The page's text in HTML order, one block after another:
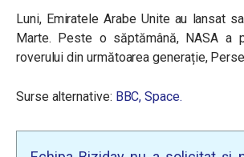
Luni, Emiratele Arabe Unite au lansat
Marte. Peste o săptămână, NASA a
roverului din următoarea generație,
Surse alternative: BBC, Space.